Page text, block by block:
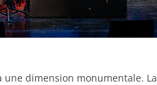
une dimension monumentale. La